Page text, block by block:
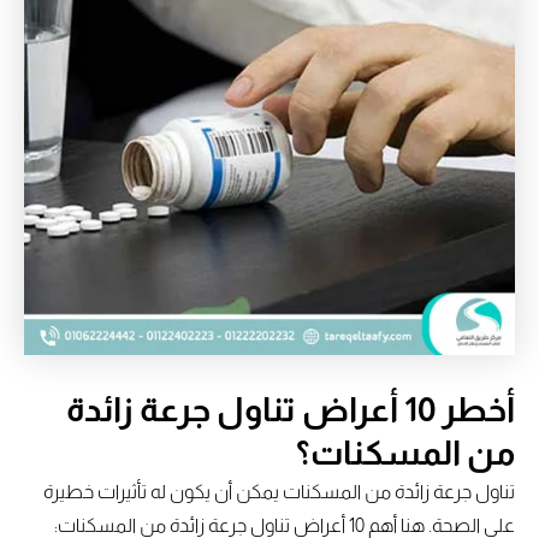
أخطر 10 أعراض تناول جرعة زائدة
من المسكنات؟
تناول جرعة زائدة من المسكنات يمكن أن يكون له تأثيرات خطيرة
على الصحة. هنا أهم 10 أعراض تناول جرعة زائدة من المسكنات: